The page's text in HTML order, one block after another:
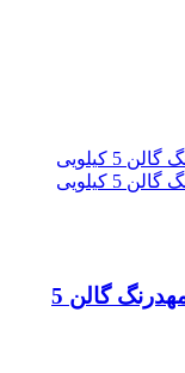
رنگ نیم پلاستیک سفید مات ساتراپ مهدرنگ گالن 5